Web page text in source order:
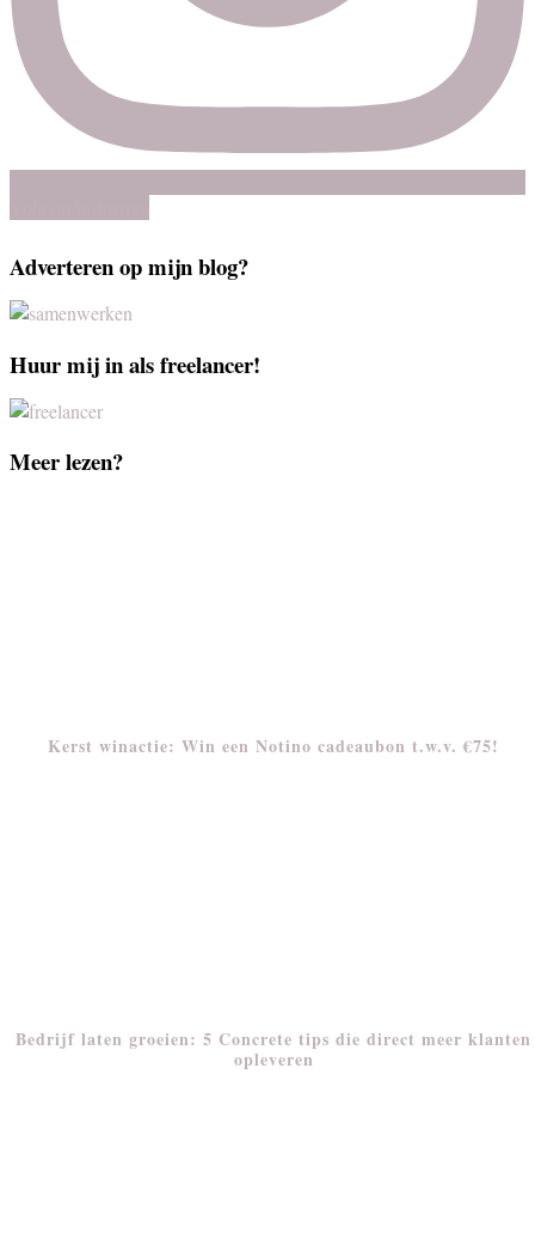
Adverteren op mijn blog?
Huur mij in als freelancer!
Meer lezen?
Kerst winactie: Win een Notino cadeaubon t.w.v. €75!
Bedrijf laten groeien: 5 Concrete tips die direct meer klanten
opleveren